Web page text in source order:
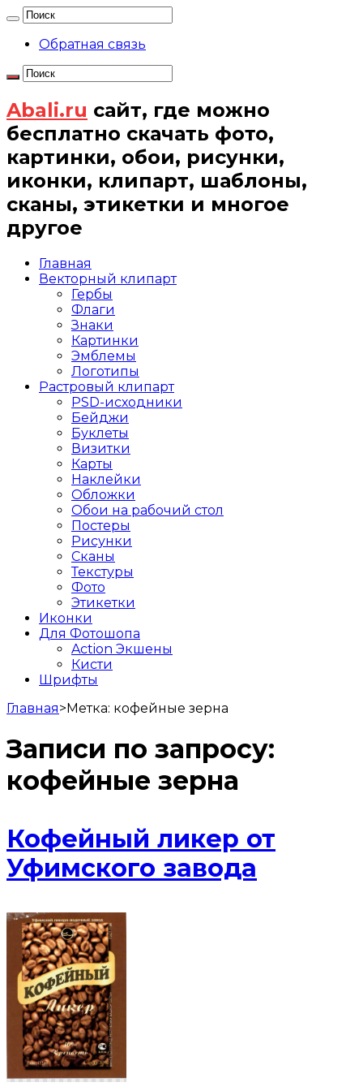
Обратная связь
Abali.ru сайт, где можно
бесплатно скачать фото,
картинки, обои, рисунки,
иконки, клипарт, шаблоны,
сканы, этикетки и многое
другое
Главная
Векторный клипарт
Гербы
Флаги
Знаки
Картинки
Эмблемы
Логотипы
Растровый клипарт
PSD-исходники
Бейджи
Буклеты
Визитки
Карты
Наклейки
Обложки
Обои на рабочий стол
Постеры
Рисунки
Сканы
Текстуры
Фото
Этикетки
Иконки
Для Фотошопа
Action Экшены
Кисти
Шрифты
Главная>Метка: кофейные зерна
Записи по запросу:
кофейные зерна
Кофейный ликер от
Уфимского завода